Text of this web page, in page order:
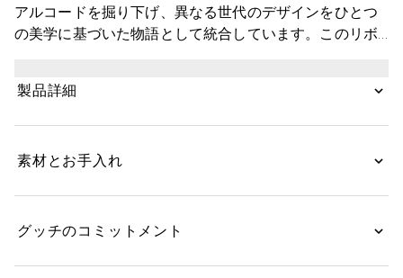
アルコードを掘り下げ、異なる世代のデザインをひとつ
の美学に基づいた物語として統合しています。このリボ
製品詳細
素材とお手入れ
グッチのコミットメント